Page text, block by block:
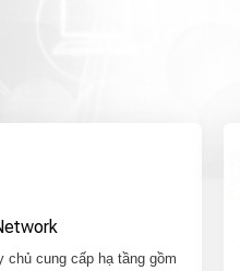
chủ cung cấp hạ tầng gồm